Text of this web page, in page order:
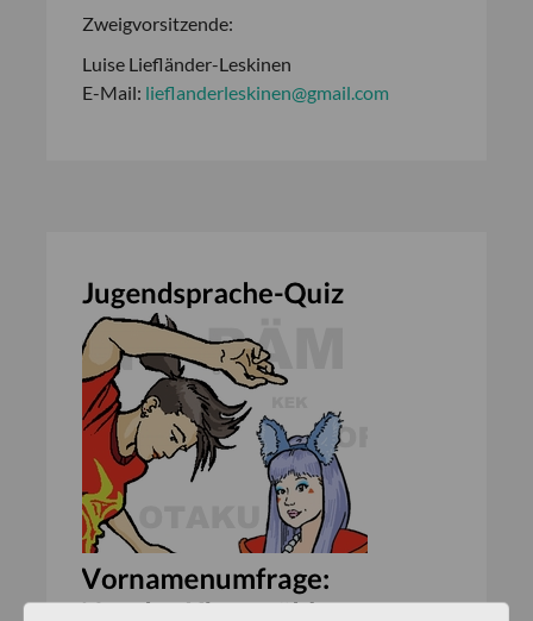
Zweigvorsitzende:
Luise Liefländer-Leskinen
E-Mail: lieflanderleskinen@gmail.com